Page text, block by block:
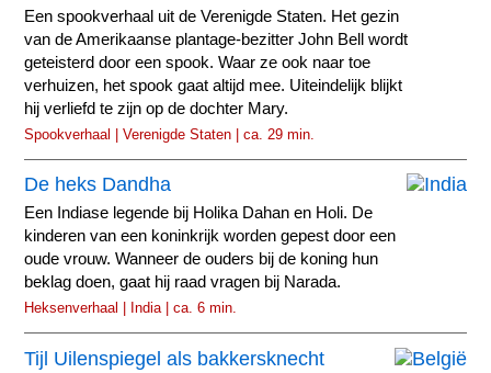
Een spookverhaal uit de Verenigde Staten. Het gezin
van de Amerikaanse plantage-bezitter John Bell wordt
geteisterd door een spook. Waar ze ook naar toe
verhuizen, het spook gaat altijd mee. Uiteindelijk blijkt
hij verliefd te zijn op de dochter Mary.
Spookverhaal | Verenigde Staten | ca. 29 min.
De heks Dandha
Een Indiase legende bij Holika Dahan en Holi. De
kinderen van een koninkrijk worden gepest door een
oude vrouw. Wanneer de ouders bij de koning hun
beklag doen, gaat hij raad vragen bij Narada.
Heksenverhaal | India | ca. 6 min.
Tijl Uilenspiegel als bakkersknecht